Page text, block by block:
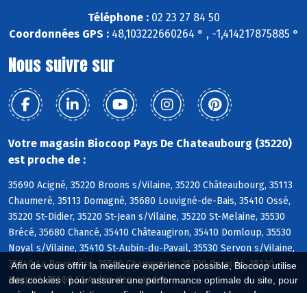
Afin de vous offrir la meilleure expérience possible, Biocoop utilise
des cookies : pour assurer une performance optimale du site, pour
Téléphone :02 23 27 84 50
Coordonnées GPS :48,103222660264 ° , -1,414217875885 °
Nous suivre sur
Votre magasin Biocoop Pays De Chateaubourg (35220)
est proche de :
35690 Acigné, 35220 Broons s/Vilaine, 35220 Châteaubourg, 35113
Chaumeré, 35113 Domagné, 35680 Louvigné-de-Bais, 35410 Ossé,
35220 St-Didier, 35220 St-Jean s/Vilaine, 35220 St-Melaine, 35530
Brécé, 35680 Chancé, 35410 Châteaugiron, 35410 Domloup, 35530
Noyal s/Vilaine, 35410 St-Aubin-du-Pavail, 35530 Servon s/Vilaine,
35340 La Bouëxière, 35500 Champeaux, 35500 Cornillé, 35220
Marpiré, 35500 St-Aubin-des-Landes